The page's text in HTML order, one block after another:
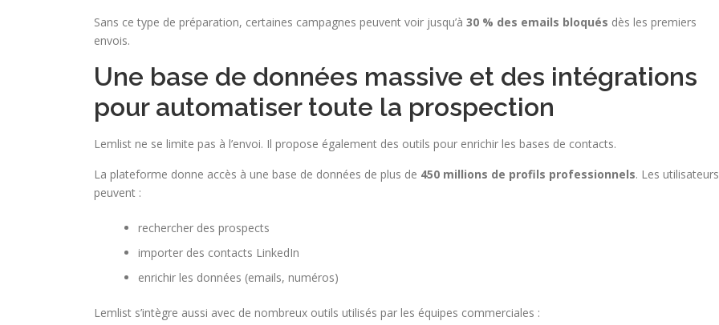
Sans ce type de préparation, certaines campagnes peuvent voir jusqu’à 30 % des emails bloqués dès les premiers
envois.
Une base de données massive et des intégrations
pour automatiser toute la prospection
Lemlist ne se limite pas à l’envoi. Il propose également des outils pour enrichir les bases de contacts.
La plateforme donne accès à une base de données de plus de 450 millions de profils professionnels. Les utilisateurs
peuvent :
rechercher des prospects
importer des contacts LinkedIn
enrichir les données (emails, numéros)
Lemlist s’intègre aussi avec de nombreux outils utilisés par les équipes commerciales :